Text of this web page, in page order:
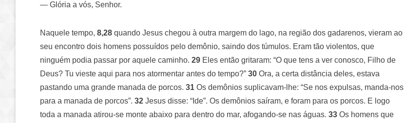
— Glória a vós, Senhor.
Naquele tempo, 8,28 quando Jesus chegou à outra margem do lago, na região dos gadarenos, vieram ao
seu encontro dois homens possuídos pelo demônio, saindo dos túmulos. Eram tão violentos, que
ninguém podia passar por aquele caminho. 29 Eles então gritaram: “O que tens a ver conosco, Filho de
Deus? Tu vieste aqui para nos atormentar antes do tempo?” 30 Ora, a certa distância deles, estava
pastando uma grande manada de porcos. 31 Os demônios suplicavam-lhe: “Se nos expulsas, manda-nos
para a manada de porcos”. 32 Jesus disse: “Ide”. Os demônios saíram, e foram para os porcos. E logo
toda a manada atirou-se monte abaixo para dentro do mar, afogando-se nas águas. 33 Os homens que